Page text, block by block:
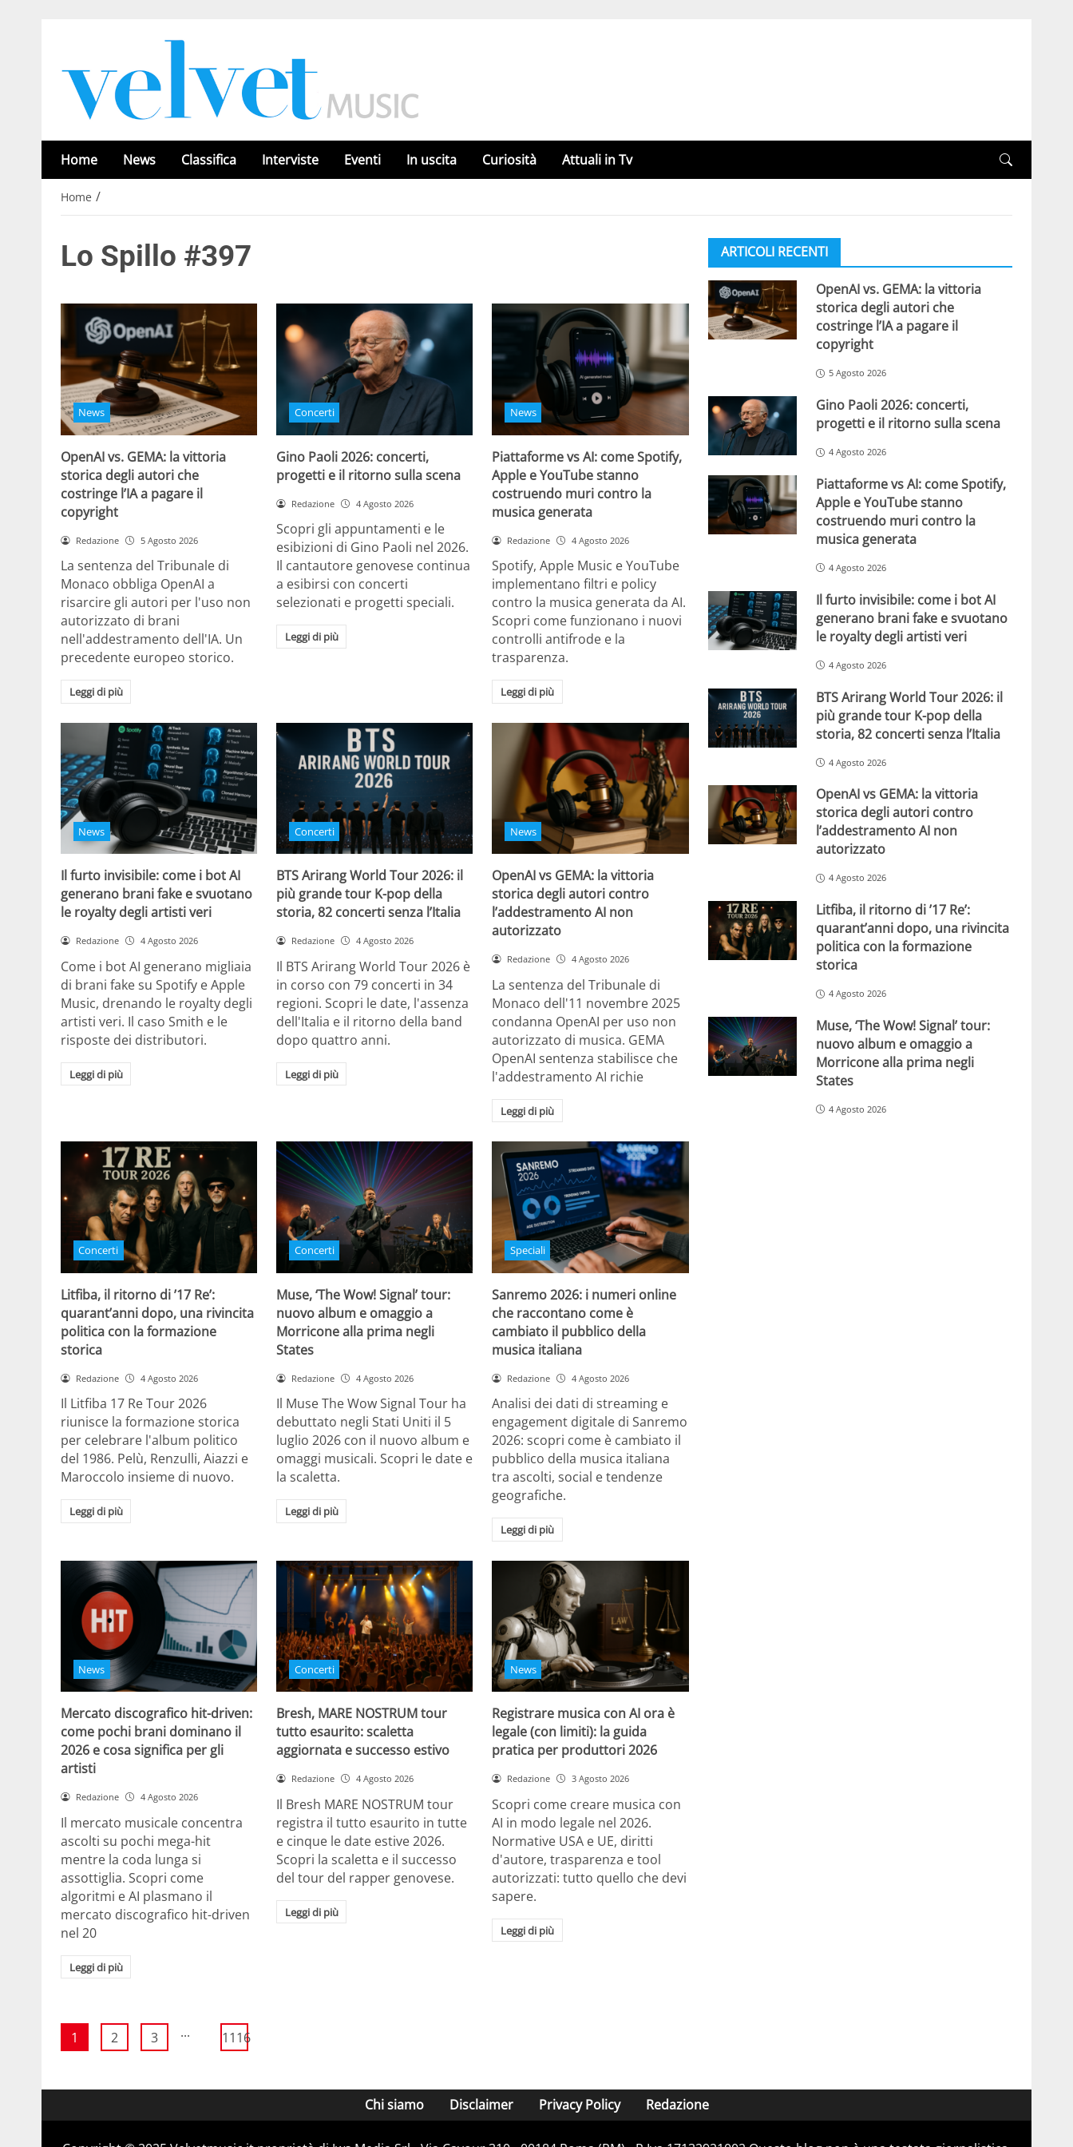
Home News Classifica Interviste Eventi In uscita Curiosità Attuali in Tv
Home /
Lo Spillo #397
News
OpenAI vs. GEMA: la vittoria
storica degli autori che
costringe l’IA a pagare il
copyright
Redazione 5 Agosto 2026
La sentenza del Tribunale di
Monaco obbliga OpenAI a
risarcire gli autori per l'uso non
autorizzato di brani
nell'addestramento dell'IA. Un
precedente europeo storico.
Leggi di più
Concerti
Gino Paoli 2026: concerti,
progetti e il ritorno sulla scena
Redazione 4 Agosto 2026
Scopri gli appuntamenti e le
esibizioni di Gino Paoli nel 2026.
Il cantautore genovese continua
a esibirsi con concerti
selezionati e progetti speciali.
Leggi di più
News
Piattaforme vs AI: come Spotify,
Apple e YouTube stanno
costruendo muri contro la
musica generata
Redazione 4 Agosto 2026
Spotify, Apple Music e YouTube
implementano filtri e policy
contro la musica generata da AI.
Scopri come funzionano i nuovi
controlli antifrode e la
trasparenza.
Leggi di più
News
Il furto invisibile: come i bot AI
generano brani fake e svuotano
le royalty degli artisti veri
Redazione 4 Agosto 2026
Come i bot AI generano migliaia
di brani fake su Spotify e Apple
Music, drenando le royalty degli
artisti veri. Il caso Smith e le
risposte dei distributori.
Leggi di più
Concerti
BTS Arirang World Tour 2026: il
più grande tour K-pop della
storia, 82 concerti senza l’Italia
Redazione 4 Agosto 2026
Il BTS Arirang World Tour 2026 è
in corso con 79 concerti in 34
regioni. Scopri le date, l'assenza
dell'Italia e il ritorno della band
dopo quattro anni.
Leggi di più
News
OpenAI vs GEMA: la vittoria
storica degli autori contro
l’addestramento AI non
autorizzato
Redazione 4 Agosto 2026
La sentenza del Tribunale di
Monaco dell'11 novembre 2025
condanna OpenAI per uso non
autorizzato di musica. GEMA
OpenAI sentenza stabilisce che
l'addestramento AI richie
Leggi di più
Concerti
Litfiba, il ritorno di ’17 Re’:
quarant’anni dopo, una rivincita
politica con la formazione
storica
Redazione 4 Agosto 2026
Il Litfiba 17 Re Tour 2026
riunisce la formazione storica
per celebrare l'album politico
del 1986. Pelù, Renzulli, Aiazzi e
Maroccolo insieme di nuovo.
Leggi di più
Concerti
Muse, ‘The Wow! Signal’ tour:
nuovo album e omaggio a
Morricone alla prima negli
States
Redazione 4 Agosto 2026
Il Muse The Wow Signal Tour ha
debuttato negli Stati Uniti il 5
luglio 2026 con il nuovo album e
omaggi musicali. Scopri le date e
la scaletta.
Leggi di più
Speciali
Sanremo 2026: i numeri online
che raccontano come è
cambiato il pubblico della
musica italiana
Redazione 4 Agosto 2026
Analisi dei dati di streaming e
engagement digitale di Sanremo
2026: scopri come è cambiato il
pubblico della musica italiana
tra ascolti, social e tendenze
geografiche.
Leggi di più
News
Mercato discografico hit-driven:
come pochi brani dominano il
2026 e cosa significa per gli
artisti
Redazione 4 Agosto 2026
Il mercato musicale concentra
ascolti su pochi mega-hit
mentre la coda lunga si
assottiglia. Scopri come
algoritmi e AI plasmano il
mercato discografico hit-driven
nel 20
Leggi di più
Concerti
Bresh, MARE NOSTRUM tour
tutto esaurito: scaletta
aggiornata e successo estivo
Redazione 4 Agosto 2026
Il Bresh MARE NOSTRUM tour
registra il tutto esaurito in tutte
e cinque le date estive 2026.
Scopri la scaletta e il successo
del tour del rapper genovese.
Leggi di più
News
Registrare musica con AI ora è
legale (con limiti): la guida
pratica per produttori 2026
Redazione 3 Agosto 2026
Scopri come creare musica con
AI in modo legale nel 2026.
Normative USA e UE, diritti
d'autore, trasparenza e tool
autorizzati: tutto quello che devi
sapere.
Leggi di più
1 2 3 ... 1116
ARTICOLI RECENTI
OpenAI vs. GEMA: la vittoria
storica degli autori che
costringe l’IA a pagare il
copyright
5 Agosto 2026
Gino Paoli 2026: concerti,
progetti e il ritorno sulla scena
4 Agosto 2026
Piattaforme vs AI: come Spotify,
Apple e YouTube stanno
costruendo muri contro la
musica generata
4 Agosto 2026
Il furto invisibile: come i bot AI
generano brani fake e svuotano
le royalty degli artisti veri
4 Agosto 2026
BTS Arirang World Tour 2026: il
più grande tour K-pop della
storia, 82 concerti senza l’Italia
4 Agosto 2026
OpenAI vs GEMA: la vittoria
storica degli autori contro
l’addestramento AI non
autorizzato
4 Agosto 2026
Litfiba, il ritorno di ’17 Re’:
quarant’anni dopo, una rivincita
politica con la formazione
storica
4 Agosto 2026
Muse, ‘The Wow! Signal’ tour:
nuovo album e omaggio a
Morricone alla prima negli
States
4 Agosto 2026
Chi siamo Disclaimer Privacy Policy Redazione